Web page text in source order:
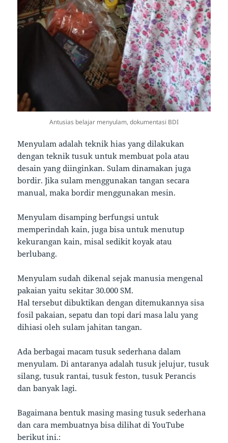
Antusias belajar menyulam, dokumentasi BDI
Menyulam adalah teknik hias yang dilakukan
dengan teknik tusuk untuk membuat pola atau
desain yang diinginkan. Sulam dinamakan juga
bordir. Jika sulam menggunakan tangan secara
manual, maka bordir menggunakan mesin.
Menyulam disamping berfungsi untuk
memperindah kain, juga bisa untuk menutup
kekurangan kain, misal sedikit koyak atau
berlubang.
Menyulam sudah dikenal sejak manusia mengenal
pakaian yaitu sekitar 30.000 SM.
Hal tersebut dibuktikan dengan ditemukannya sisa
fosil pakaian, sepatu dan topi dari masa lalu yang
dihiasi oleh sulam jahitan tangan.
Ada berbagai macam tusuk sederhana dalam
menyulam. Di antaranya adalah tusuk jelujur, tusuk
silang, tusuk rantai, tusuk feston, tusuk Perancis
dan banyak lagi.
Bagaimana bentuk masing masing tusuk sederhana
dan cara membuatnya bisa dilihat di YouTube
berikut ini.: